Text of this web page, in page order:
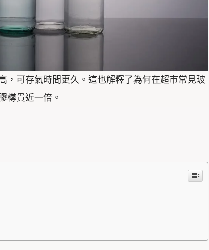
，可存氣時間更久。這也解釋了為何在超市常見玻
樽貴近一倍。